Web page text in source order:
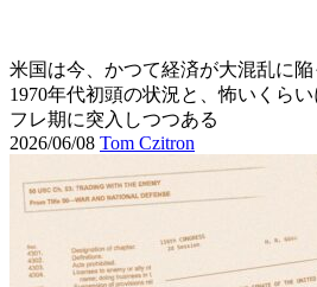
米国は今、かつて経済が大混乱に
1970年代初頭の状況と、怖いくら
フレ期に突入しつつある
2026/06/08 Tom Czitron